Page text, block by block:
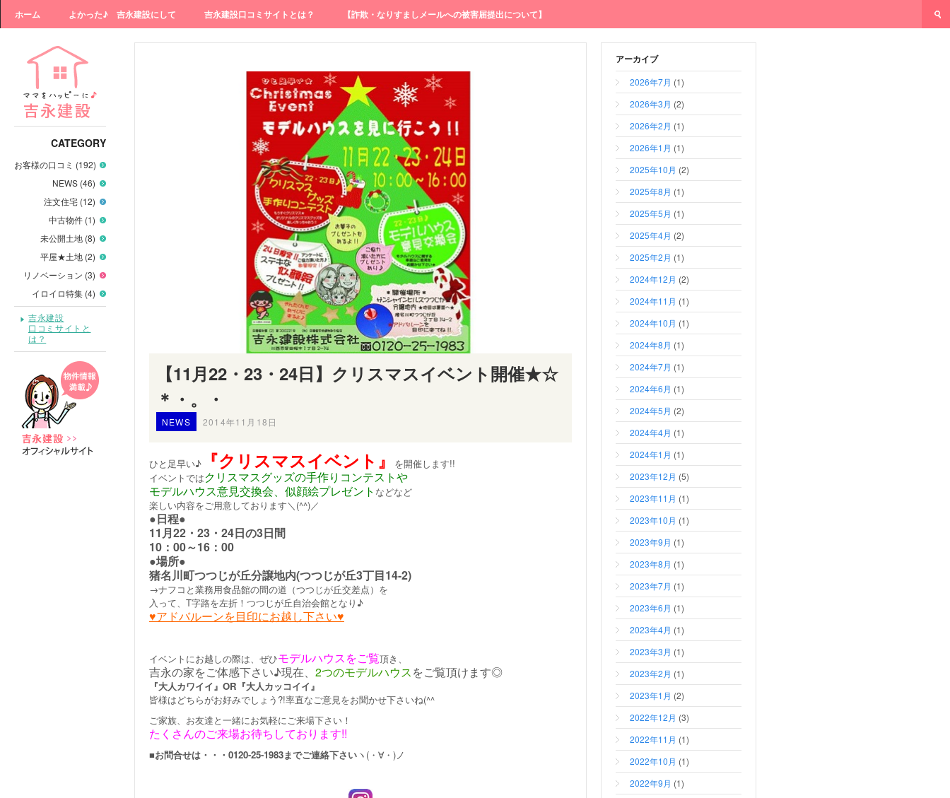
ホーム よかった♪ 吉永建設にして 吉永建設口コミサイトとは？ 【詐欺・なりすましメールへの被害届提出について】
CATEGORY
お客様の口コミ (192)
NEWS (46)
注文住宅 (12)
中古物件 (1)
未公開土地 (8)
平屋★土地 (2)
リノベーション (3)
イロイロ特集 (4)
吉永建設
口コミサイトと
は？
【11月22・23・24日】クリスマスイベント開催★☆
＊・。・
NEWS 2014年11月18日
ひと足早い♪ 『クリスマスイベント』
を開催します!!
イベントではクリスマスグッズの手作りコンテストや
モデルハウス意見交換会、似顔絵プレゼント などなど
楽しい内容をご用意しております＼(^^)／
●日程●
11月22・23・24日の3日間
10：00～16：00
●場所●
猪名川町つつじが丘分譲地内(つつじが丘3丁目14-2)
→ナフコと業務用食品館の間の道（つつじが丘交差点）を
入って、T字路を左折！つつじが丘自治会館となり♪
♥アドバルーンを目印にお越し下さい♥
イベントにお越しの際は、ぜひモデルハウスをご覧頂き、
吉永の家をご体感下さい♪現在、 2つのモデルハウスをご覧頂けます◎
『大人カワイイ』OR『大人カッコイイ』
皆様はどちらがお好みでしょう?!率直なご意見をお聞かせ下さいね(^^ゞ
ご家族、お友達と一緒にお気軽にご来場下さい！
たくさんのご来場お待ちしております!!
■お問合せは・・・0120-25-1983までご連絡下さい ヽ(・∀・)ノ
アーカイブ
2026年7月 (1)
2026年3月 (2)
2026年2月 (1)
2026年1月 (1)
2025年10月 (2)
2025年8月 (1)
2025年5月 (1)
2025年4月 (2)
2025年2月 (1)
2024年12月 (2)
2024年11月 (1)
2024年10月 (1)
2024年8月 (1)
2024年7月 (1)
2024年6月 (1)
2024年5月 (2)
2024年4月 (1)
2024年1月 (1)
2023年12月 (5)
2023年11月 (1)
2023年10月 (1)
2023年9月 (1)
2023年8月 (1)
2023年7月 (1)
2023年6月 (1)
2023年4月 (1)
2023年3月 (1)
2023年2月 (1)
2023年1月 (2)
2022年12月 (3)
2022年11月 (1)
2022年10月 (1)
2022年9月 (1)